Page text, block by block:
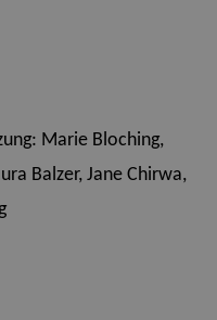
Marie Bloching,
Balzer, Jane Chirwa,